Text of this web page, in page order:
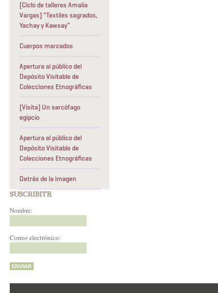
[Ciclo de talleres Amalia
Vargas] “Textiles sagrados,
Yachay y Kawsay”
Cuerpos marcados
Apertura al público del
Depósito Visitable de
Colecciones Etnográficas
[Visita] Un sarcófago
egipcio
Apertura al público del
Depósito Visitable de
Colecciones Etnográficas
Detrás de la imagen
SUSCRIBITE
Nombre:
Correo electrónico: